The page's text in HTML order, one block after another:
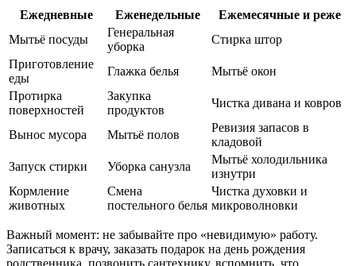
Ежедневные Еженедельные
Ежемесячные и реже
Мытьё посуды
Генеральная
уборка
Стирка штор
Приготовление
еды
Глажка белья
Мытьё окон
Протирка
поверхностей
Закупка
продуктов
Чистка дивана и ковров
Вынос мусора Мытьё полов
Ревизия запасов в
кладовой
Запуск стирки
Уборка санузла
Мытьё холодильника
изнутри
Кормление
животных
Смена
постельного белья
Чистка духовки и
микроволновки
Важный момент: не забывайте про «невидимую» работу.
Записаться к врачу, заказать подарок на день рождения